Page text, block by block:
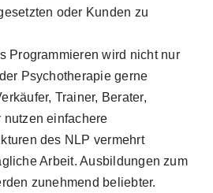
oder Kunden zu
Programmieren wird nicht nur
Psychotherapie gerne
Trainer, Berater,
einfachere
des NLP vermehrt
Arbeit. Ausbildungen zum
zunehmend beliebter.